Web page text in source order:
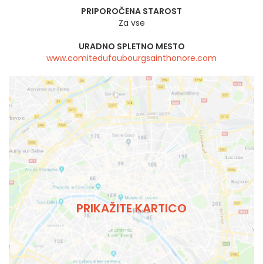
PRIPOROČENA STAROST
Za vse
URADNO SPLETNO MESTO
www.comitedufaubourgsainthonore.com
PRIKAŽITE KARTICO